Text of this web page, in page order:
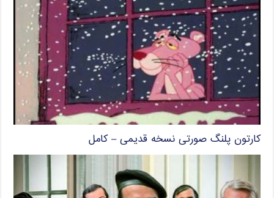
کارتون پلنگ صورتی نسخه قدیمی – کامل